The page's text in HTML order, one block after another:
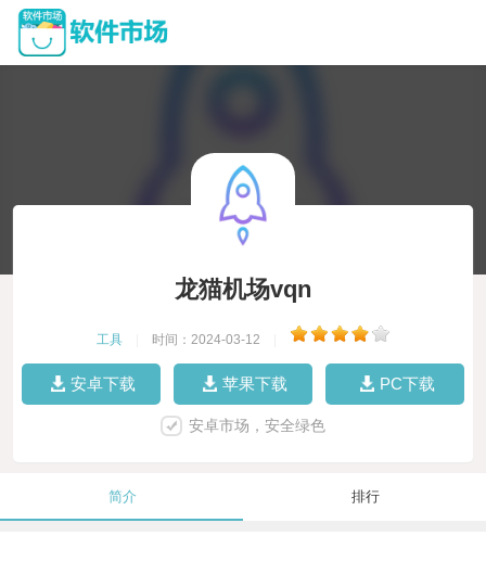
龙猫机场vqn
工具 时间：2024-03-12
安卓下载 苹果下载 PC下载
安卓市场，安全绿色
简介 排行